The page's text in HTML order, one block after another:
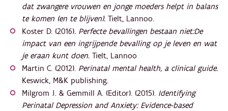
dat zwangere vrouwen en jonge moeders helpt in balans
te komen (en te blijven). Tielt, Lannoo.
Koster D. (2016). Perfecte bevallingen bestaan niet:De
impact van een ingrijpende bevalling op je leven en wat
je eraan kunt doen. Tielt, Lannoo
Martin C. (2012). Perinatal mental health, a clinical guide.
Keswick, M&K publishing.
Milgrom J. & Gemmill A. (Editor). (2015). Identifying
Perinatal Depression and Anxiety: Evidence-based